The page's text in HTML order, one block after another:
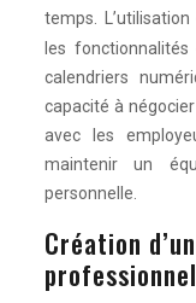
temps. L’utilisation
les
calendriers
capacité à
avec les
maintenir un
personnelle.
Création